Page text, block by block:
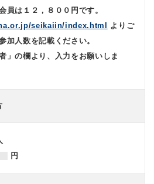
員は１２，８００円です。
seikaiin/index.html
よりご
加人数を記載ください。
」の欄より、入力をお願いしま
円